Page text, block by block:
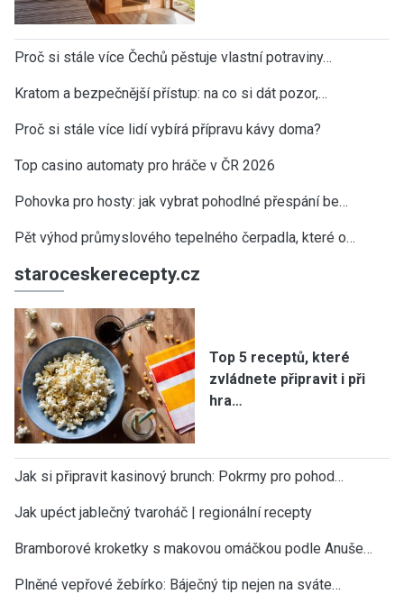
Proč si stále více Čechů pěstuje vlastní potraviny…
Kratom a bezpečnější přístup: na co si dát pozor,…
Proč si stále více lidí vybírá přípravu kávy doma?
Top casino automaty pro hráče v ČR 2026
Pohovka pro hosty: jak vybrat pohodlné přespání be…
Pět výhod průmyslového tepelného čerpadla, které o…
staroceskerecepty.cz
Top 5 receptů, které
zvládnete připravit i při
hra…
Jak si připravit kasinový brunch: Pokrmy pro pohod…
Jak upéct jablečný tvaroháč | regionální recepty
Bramborové kroketky s makovou omáčkou podle Anuše…
Plněné vepřové žebírko: Báječný tip nejen na sváte…